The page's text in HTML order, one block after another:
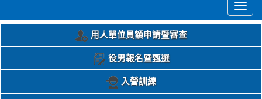
用人單位員額申請暨審查
役男報名暨甄選
入營訓練